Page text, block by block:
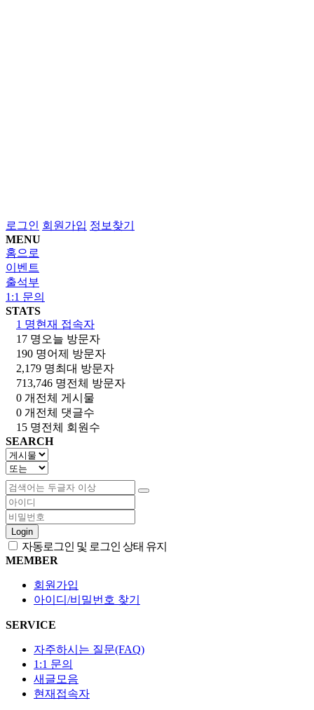
로그인 회원가입 정보찾기
MENU
홈으로
이벤트
출석부
1:1 문의
STATS
1 명현재 접속자
17 명 오늘 방문자
190 명어제 방문자
2,179 명최대 방문자
713,746 명전체 방문자
0 개 전체 게시물
0 개 전체 댓글수
15 명전체 회원수
SEARCH
Login
자동로그인 및 로그인 상태 유지
MEMBER
회원가입
아이디/비밀번호 찾기
SERVICE
자주하시는 질문(FAQ)
1:1 문의
새글모음
현재접속자